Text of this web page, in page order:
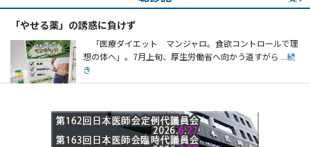
「やせる薬」の誘惑に負けず
「医療ダイエット マンジャロ。食欲コントロールで理
想の体へ」。7月上旬、厚生労働省へ向かう道すがら ...続
き